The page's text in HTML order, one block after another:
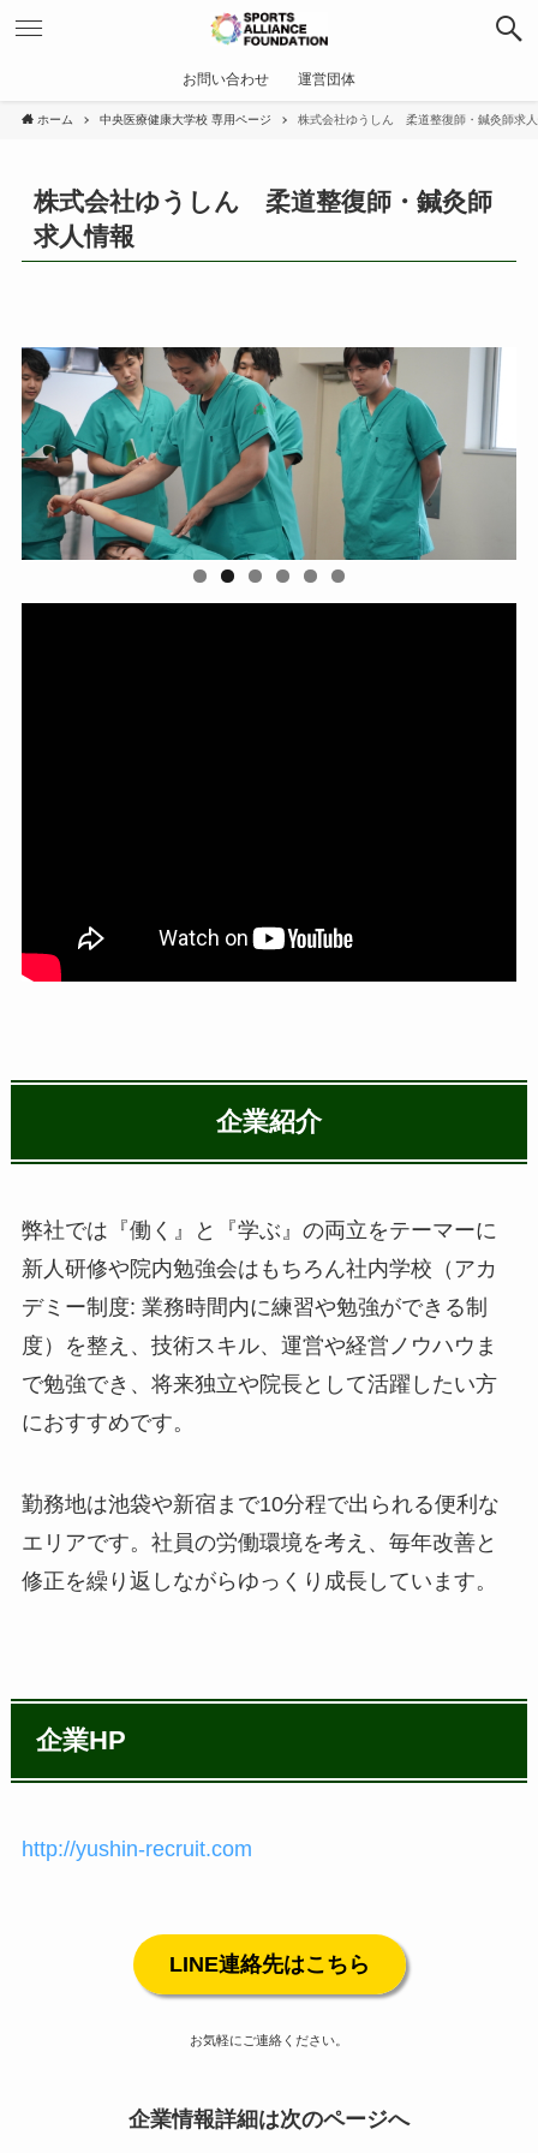
お問い合わせ 運営団体
ホーム 中央医療健康大学校 専用ページ 株式会社ゆうしん 柔道整復師・鍼灸師求
株式会社ゆうしん 柔道整復師・鍼灸師
求人情報
企業紹介
弊社では『働く』と『学ぶ』の両立をテーマーに
新人研修や院内勉強会はもちろん社内学校（アカ
デミー制度: 業務時間内に練習や勉強ができる制
度）を整え、技術スキル、運営や経営ノウハウま
で勉強でき、将来独立や院長として活躍したい方
におすすめです。
勤務地は池袋や新宿まで10分程で出られる便利な
エリアです。社員の労働環境を考え、毎年改善と
修正を繰り返しながらゆっくり成長しています。
企業HP
http://yushin-recruit.com
LINE連絡先はこちら
お気軽にご連絡ください。
企業情報詳細は次のページへ